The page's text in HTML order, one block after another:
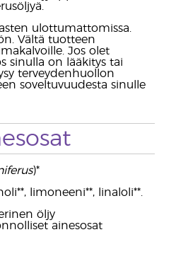
ulottumattomissa.
Vältä tuotteen
Jos olet
sinulla on lääkitys tai
terveydenhuollon
soveltuvuudesta sinulle
)*
limoneeni**, linaloli**.
öljy
ainesosat